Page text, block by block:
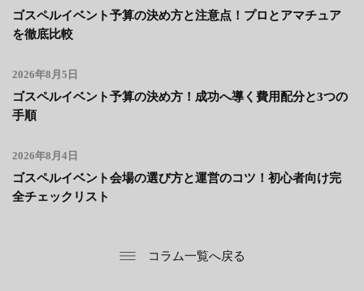
ゴスペルイベント予算の決め方と注意点！プロとアマチュア
を徹底比較
2026年8月5日
ゴスペルイベント予算の決め方！成功へ導く費用配分と3つの
手順
2026年8月4日
ゴスペルイベント会場の選び方と運営のコツ！初心者向け完
全チェックリスト
コラム一覧へ戻る